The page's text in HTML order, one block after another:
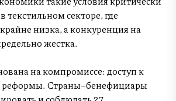
секторе, где
низка, а конкуренция на
жестка.
на компромиссе: доступ к
реформы. Страны–бенефициары